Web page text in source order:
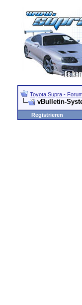
Toyota Supra -
vBulletin-
Registrieren